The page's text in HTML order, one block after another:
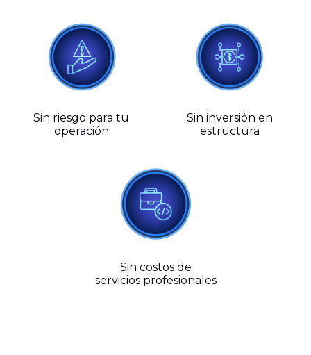
Sin riesgo para tu
operación
Sin inversión en
estructura
Sin costos de
servicios profesionales